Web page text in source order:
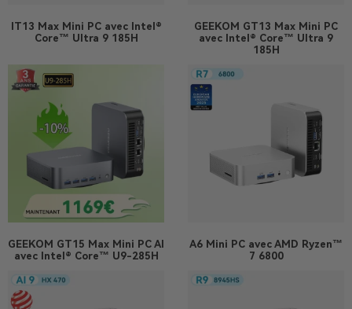
IT13 MaxMini PC avec Intel®
Core™ Ultra 9 185H
GEEKOM GT13 Max Mini PC
avec Intel® Core™ Ultra 9
185H
GEEKOM GT15 Max Mini PC AI
avec Intel® Core™ U9-285H
A6 Mini PC avec AMD Ryzen™
7 6800